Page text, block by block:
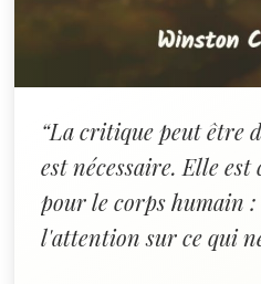
“La critique peut être
est nécessaire. Elle
pour le corps humain
l'attention sur ce qui